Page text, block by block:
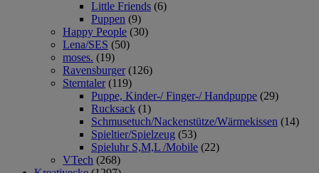
Little Friends (6)
Puppen (9)
Happy People (30)
Lena/SES (50)
moses. (19)
Ravensburger (126)
Sterntaler (119)
Puppe, Kinder-/ Finger-/ Handpuppe (29)
Rucksack (1)
Schmusetuch/Nackenstütze/Wärmekissen (14)
Spieltier/Spielzeug (53)
Spieluhr S,M,L /Mobile (22)
VTech (268)